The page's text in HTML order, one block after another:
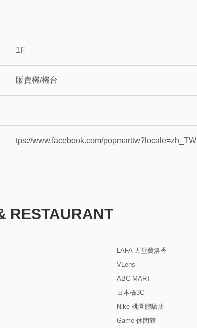
1F
販賣機/機台
tps://www.facebook.com/popmarttw?locale=zh_TW
RESTAURANT
LAFA 天堂費洛香
VLens
ABC-MART
日本橋3C
Nike 桃園體驗店
Game 休閒館